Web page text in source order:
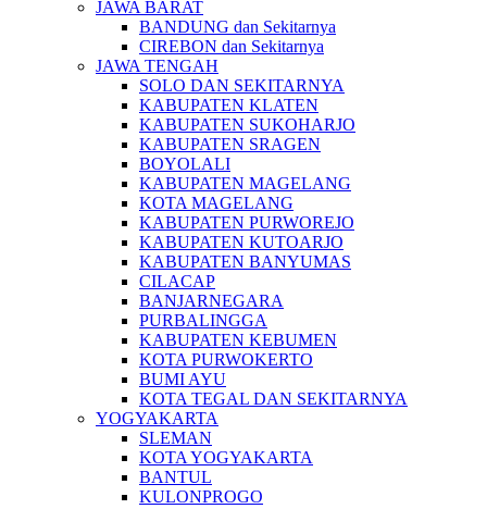
JAWA BARAT
BANDUNG dan Sekitarnya
CIREBON dan Sekitarnya
JAWA TENGAH
SOLO DAN SEKITARNYA
KABUPATEN KLATEN
KABUPATEN SUKOHARJO
KABUPATEN SRAGEN
BOYOLALI
KABUPATEN MAGELANG
KOTA MAGELANG
KABUPATEN PURWOREJO
KABUPATEN KUTOARJO
KABUPATEN BANYUMAS
CILACAP
BANJARNEGARA
PURBALINGGA
KABUPATEN KEBUMEN
KOTA PURWOKERTO
BUMI AYU
KOTA TEGAL DAN SEKITARNYA
YOGYAKARTA
SLEMAN
KOTA YOGYAKARTA
BANTUL
KULONPROGO